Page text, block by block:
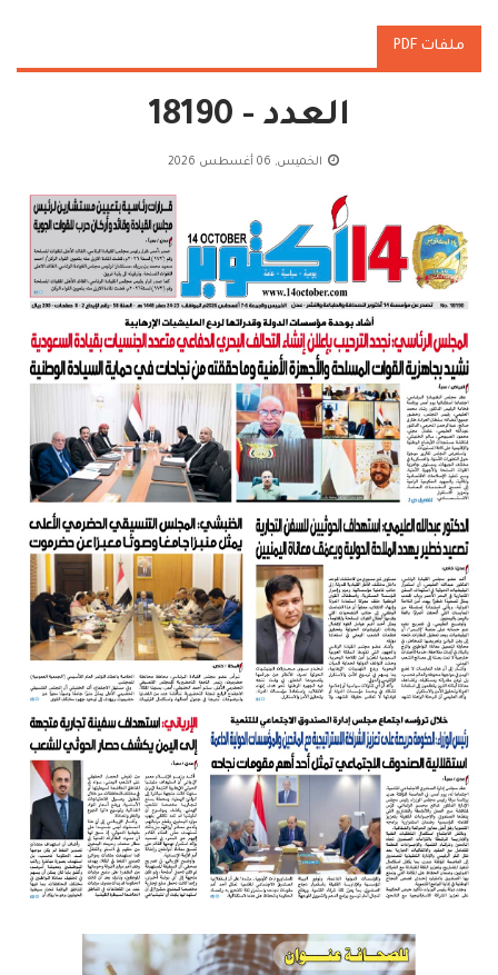
ملفات PDF
العدد - 18190
الخميس, 06 أغسطس 2026